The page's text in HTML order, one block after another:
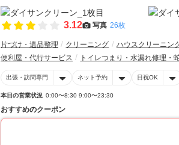
3.12 写真 26枚
片づけ・遺品整理 クリーニング ハウスクリーニン
便利屋・代行サービス
トイレつまり・水漏れ修理・
出張・訪問専門 ネット予約 日祝OK
本日の営業状況 0:00〜8:30 9:00〜23:30
おすすめのクーポン